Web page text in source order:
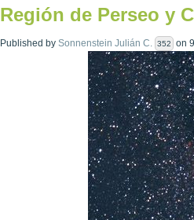
Región de Perseo y
Published by Sonnenstein Julián C. 352 on